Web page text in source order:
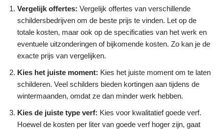
Vergelijk offertes: Vergelijk offertes van verschillende
schildersbedrijven om de beste prijs te vinden. Let op de
totale kosten, maar ook op de specificaties van het werk en
eventuele uitzonderingen of bijkomende kosten. Zo kan je de
exacte prijs van vergelijken.
Kies het juiste moment: Kies het juiste moment om te laten
schilderen. Veel schilders bieden kortingen aan tijdens de
wintermaanden, omdat ze dan minder werk hebben.
Kies de juiste type verf: Kies voor kwalitatief goede verf.
Hoewel de kosten per liter van goede verf hoger zijn, gaat